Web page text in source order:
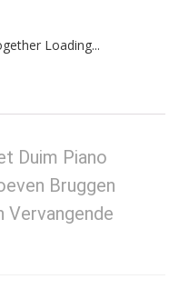
Loading...
Duim Piano
Bruggen
Vervangende